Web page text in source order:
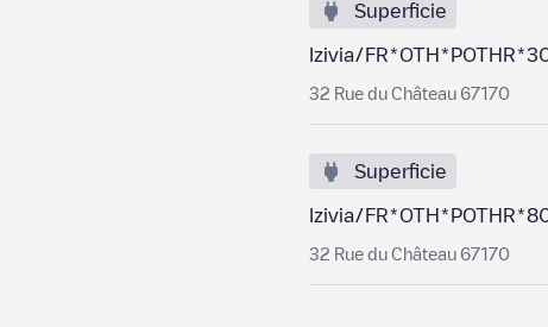
Superficie
Izivia/
32 Rue du Château 67170
Superficie
Izivia/
32 Rue du Château 67170